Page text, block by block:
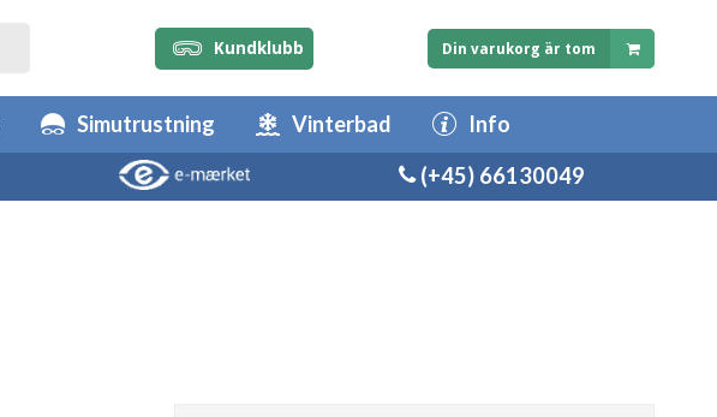
Kundklubb Din varukorg är tom
Simutrustning Vinterbad
Info
(+45) 66130049